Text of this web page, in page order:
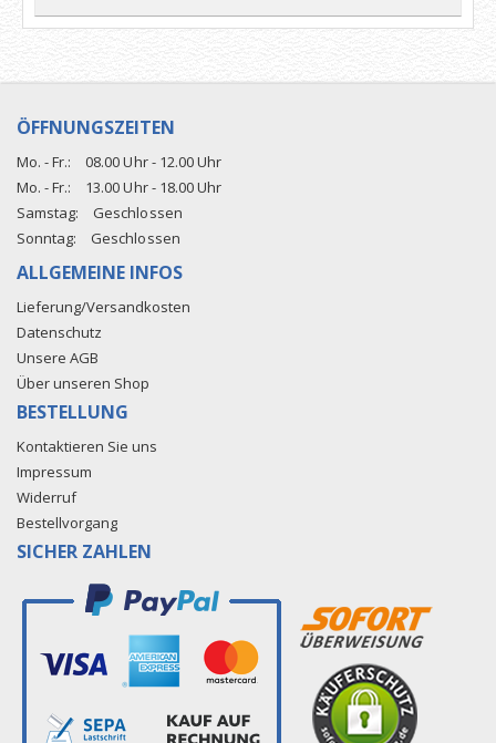
ÖFFNUNGSZEITEN
Mo. - Fr.:
08.00 Uhr - 12.00 Uhr
Mo. - Fr.:
13.00 Uhr - 18.00 Uhr
Samstag:
Geschlossen
Sonntag:
Geschlossen
ALLGEMEINE INFOS
Lieferung/Versandkosten
Datenschutz
Unsere AGB
Über unseren Shop
BESTELLUNG
Kontaktieren Sie uns
Impressum
Widerruf
Bestellvorgang
SICHER ZAHLEN